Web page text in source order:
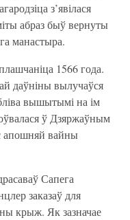
з’явілася
абраз быў вернуты
манастыра.
1566 года.
даўніны вылучаўся
вышытымі на ім
ў Дзяржаўным
апошняй вайны
Сапега
заказаў для
крыж. Як зазначае